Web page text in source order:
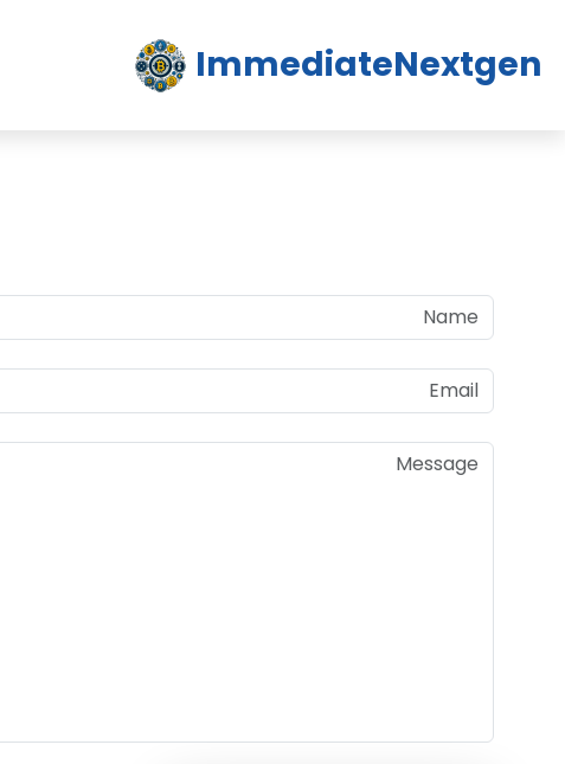
ImmediateNextgen